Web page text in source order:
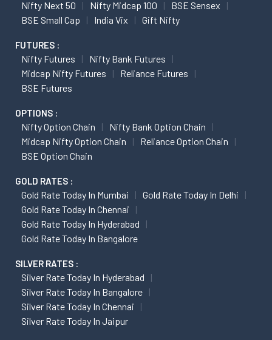
Nifty Next 50
Nifty Midcap 100
BSE Sensex
BSE Small Cap
India Vix Gift Nifty
FUTURES :
Nifty Futures
Nifty Bank Futures
Midcap Nifty Futures
Reliance Futures
BSE Futures
OPTIONS :
Nifty Option Chain
Nifty Bank Option Chain
Midcap Nifty Option Chain
Reliance Option Chain
BSE Option Chain
GOLD RATES :
Gold Rate Today In Mumbai
Gold Rate Today In Delhi
Gold Rate Today In Chennai
Gold Rate Today In Hyderabad
Gold Rate Today In Bangalore
SILVER RATES :
Silver Rate Today In Hyderabad
Silver Rate Today In Bangalore
Silver Rate Today In Chennai
Silver Rate Today In Jaipur